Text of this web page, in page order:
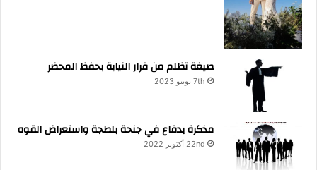
صيغة تظلم من قرار النيابة بحفظ المحضر
7th يونيو 2023
مذكرة بدفاع في جنحة بلطجة واستعراض القوه
22nd أكتوبر 2022